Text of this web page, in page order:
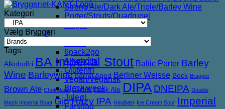
Strong Ale/Dark Ale/Triple/Barley Wine
Porter/Stouts/Quadrupel
Øl
6pack2go
Alkoholfri
Glutenfri
Vegan/Vegansk
Black week
Juleøl
Farsdag
Kategori
Vælg Bryggeri
Tags
Alkoholfri BA Imperial Stout Baltic Porter Barley
Wine Barleywine Barrel Aged Berliner Weisse Bock Braggot
Brown Ale Chokolade Cider Dark Ale DIPA DNEIPA Double
Mash Imperial Stout GinHazy IPA Hindbær Ice Cream Sour Imperial